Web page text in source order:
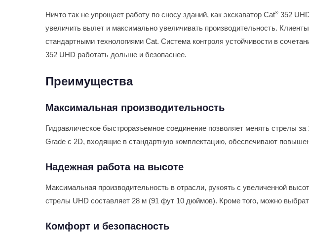
Ничто так не упрощает работу по сносу зданий, как экскаватор Cat® 352
увеличить вылет и максимально увеличивать производительность.
стандартными технологиями Cat. Система контроля устойчивости в
352 UHD работать дольше и безопаснее.
Преимущества
Максимальная производительность
Гидравлическое быстроразъемное соединение позволяет менять стрелы
Grade с 2D, входящие в стандартную комплектацию, обеспечивают
Надежная работа на высоте
Максимальная производительность в отрасли, рукоять с увеличенной
стрелы UHD составляет 28 м (91 фут 10 дюймов). Кроме того, можно
Комфорт и безопасность